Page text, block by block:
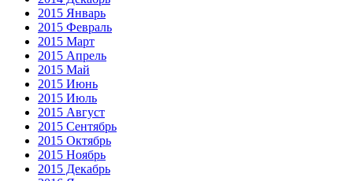
2015 Январь
2015 Февраль
2015 Март
2015 Апрель
2015 Май
2015 Июнь
2015 Июль
2015 Август
2015 Сентябрь
2015 Октябрь
2015 Ноябрь
2015 Декабрь